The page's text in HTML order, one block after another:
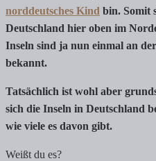
norddeutsches Kind bin. Somit
Deutschland hier oben im
Inseln sind ja nun einmal an
bekannt.
Tatsächlich ist wohl aber
sich die Inseln in Deutschland
wie viele es davon gibt.
Weißt du es?